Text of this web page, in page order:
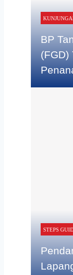
BP
(FGD)
STEPS